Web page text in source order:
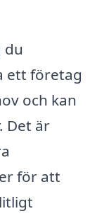
du
ett företag
och kan
Det är
för att